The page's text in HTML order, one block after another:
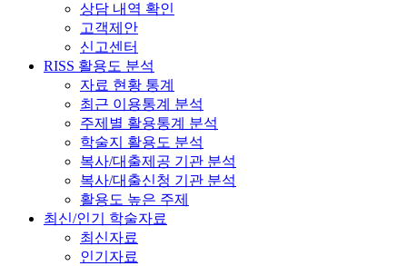
상담 내역 확인
고객제안
신고센터
RISS 활용도 분석
자료 현황 통계
최근 이용통계 분석
주제별 활용통계 분석
학술지 활용도 분석
복사/대출제공 기관 분석
복사/대출신청 기관 분석
활용도 높은 주제
최신/인기 학술자료
최신자료
인기자료